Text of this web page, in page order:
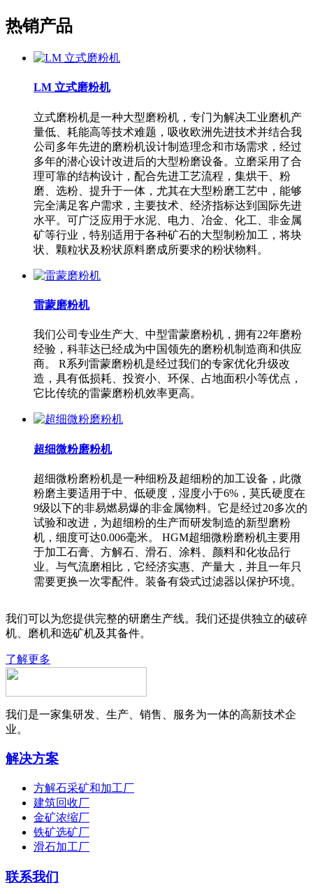
热销产品
LM 立式磨粉机
立式磨粉机是一种大型磨粉机，专门为解决工业磨机产
量低、耗能高等技术难题，吸收欧洲先进技术并结合我
公司多年先进的磨粉机设计制造理念和市场需求，经过
多年的潜心设计改进后的大型粉磨设备。立磨采用了合
理可靠的结构设计，配合先进工艺流程，集烘干、粉
磨、选粉、提升于一体，尤其在大型粉磨工艺中，能够
完全满足客户需求，主要技术、经济指标达到国际先进
水平。可广泛应用于水泥、电力、冶金、化工、非金属
矿等行业，特别适用于各种矿石的大型制粉加工，将块
状、颗粒状及粉状原料磨成所要求的粉状物料。
雷蒙磨粉机
我们公司专业生产大、中型雷蒙磨粉机，拥有22年磨粉
经验，科菲达已经成为中国领先的磨粉机制造商和供应
商。 R系列雷蒙磨粉机是经过我们的专家优化升级改
造，具有低损耗、投资小、环保、占地面积小等优点，
它比传统的雷蒙磨粉机效率更高。
超细微粉磨粉机
超细微粉磨粉机是一种细粉及超细粉的加工设备，此微
粉磨主要适用于中、低硬度，湿度小于6%，莫氏硬度在
9级以下的非易燃易爆的非金属物料。它是经过20多次的
试验和改进，为超细粉的生产而研发制造的新型磨粉
机，细度可达0.006毫米。 HGM超细微粉磨粉机主要用
于加工石膏、方解石、滑石、涂料、颜料和化妆品行
业。与气流磨相比，它经济实惠、产量大，并且一年只
需要更换一次零配件。装备有袋式过滤器以保护环境。
我们可以为您提供完整的研磨生产线。我们还提供独立的破碎
机、磨机和选矿机及其备件。
了解更多
我们是一家集研发、生产、销售、服务为一体的高新技术企
业。
解决方案
方解石采矿和加工厂
建筑回收厂
金矿浓缩厂
铁矿选矿厂
滑石加工厂
联系我们